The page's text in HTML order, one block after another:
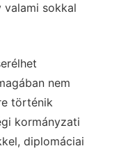
valami sokkal
nem
történik
kormányzati
diplomáciai